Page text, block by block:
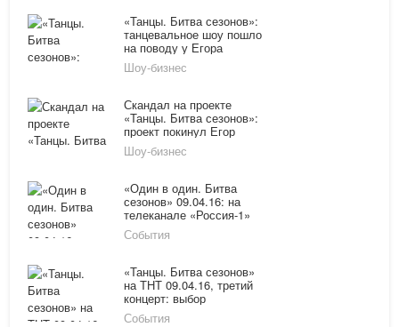
«Танцы. Битва сезонов»:
танцевальное шоу пошло
на поводу у Егора
Дружинина
Шоу-бизнес
Скандал на проекте
«Танцы. Битва сезонов»:
проект покинул Егор
Дружинин
Шоу-бизнес
«Один в один. Битва
сезонов» 09.04.16: на
телеканале «Россия-1»
показали 10 выпуск
онлайн
События
«Танцы. Битва сезонов»
на ТНТ 09.04.16, третий
концерт: выбор
наставника
События